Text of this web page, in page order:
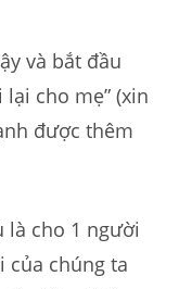
và bắt đầu
lại cho mẹ” (xin
được thêm
là cho 1 người
của chúng ta